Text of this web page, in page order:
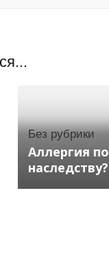
Без рубрики
Аллергия по
наследству?